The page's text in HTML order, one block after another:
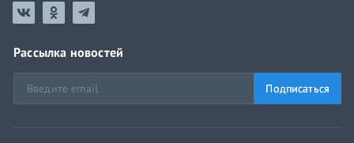
Рассылка новостей
Подписаться